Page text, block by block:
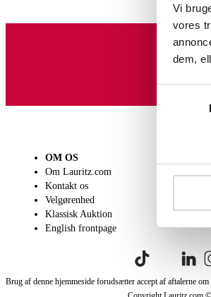
Vi
vores
dem,
OM OS
Om Lauritz.com
Kontakt os
Velgørenhed
Klassisk Auktion
English frontpage
Brug af denne hjemmeside forudsætter accept af aftalerne